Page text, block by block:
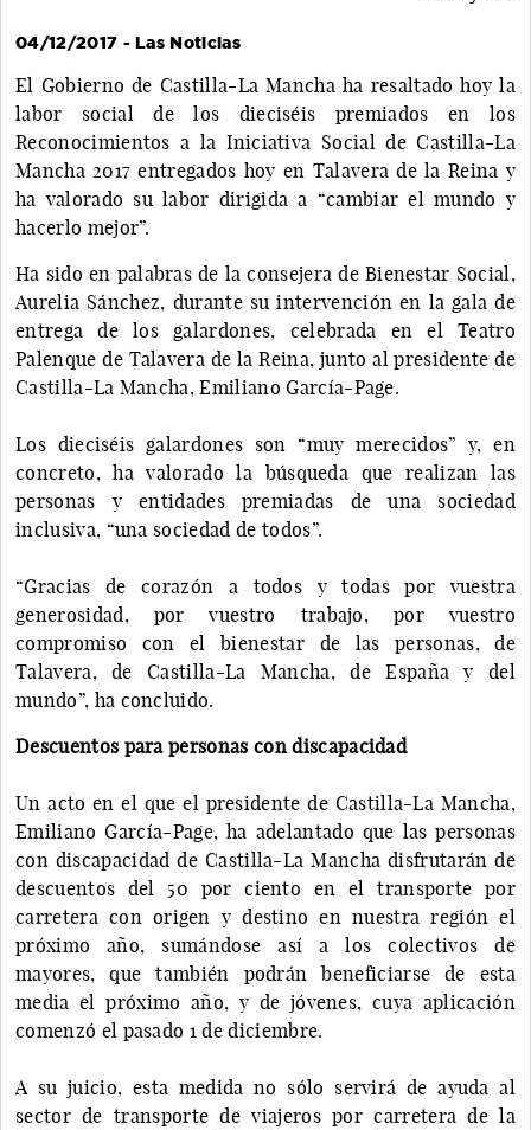
04/12/2017 - Las Noticias
El Gobierno de Castilla-La Mancha ha resaltado hoy la
labor social de los dieciséis premiados en los
Reconocimientos a la Iniciativa Social de Castilla-La
Mancha 2017 entregados hoy en Talavera de la Reina y
ha valorado su labor dirigida a “cambiar el mundo y
hacerlo mejor”.
Ha sido en palabras de la consejera de Bienestar Social,
Aurelia Sánchez, durante su intervención en la gala de
entrega de los galardones, celebrada en el Teatro
Palenque de Talavera de la Reina, junto al presidente de
Castilla-La Mancha, Emiliano García-Page.
Los dieciséis galardones son “muy merecidos” y, en
concreto, ha valorado la búsqueda que realizan las
personas y entidades premiadas de una sociedad
inclusiva, “una sociedad de todos”.
“Gracias de corazón a todos y todas por vuestra
generosidad, por vuestro trabajo, por vuestro
compromiso con el bienestar de las personas, de
Talavera, de Castilla-La Mancha, de España y del
mundo”, ha concluido.
Descuentos para personas con discapacidad
Un acto en el que el presidente de Castilla-La Mancha,
Emiliano García-Page, ha adelantado que las personas
con discapacidad de Castilla-La Mancha disfrutarán de
descuentos del 50 por ciento en el transporte por
carretera con origen y destino en nuestra región el
próximo año, sumándose así a los colectivos de
mayores, que también podrán beneficiarse de esta
media el próximo año, y de jóvenes, cuya aplicación
comenzó el pasado 1 de diciembre.
A su juicio, esta medida no sólo servirá de ayuda al
sector de transporte de viajeros por carretera de la